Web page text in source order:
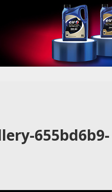
655bd6b9-